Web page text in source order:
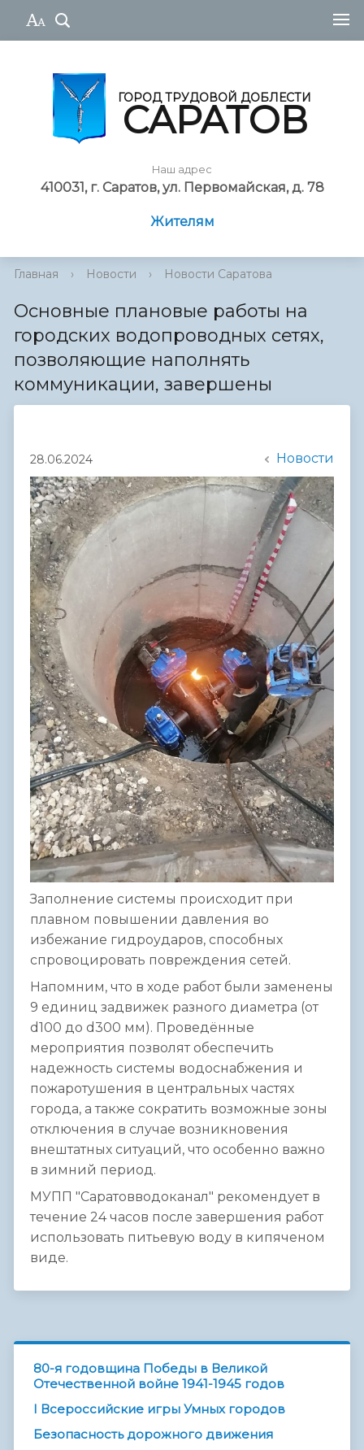
ГОРОД ТРУДОВОЙ ДОБЛЕСТИ
САРАТОВ
Наш адрес
410031, г. Саратов, ул. Первомайская, д. 78
Жителям
Главная › Новости › Новости Саратова
Основные плановые работы на
городских водопроводных сетях,
позволяющие наполнять
коммуникации, завершены
28.06.2024 Новости
Заполнение системы происходит при
плавном повышении давления во
избежание гидроударов, способных
спровоцировать повреждения сетей.
Напомним, что в ходе работ были заменены
9 единиц задвижек разного диаметра (от
d100 до d300 мм). Проведённые
мероприятия позволят обеспечить
надежность системы водоснабжения и
пожаротушения в центральных частях
города, а также сократить возможные зоны
отключения в случае возникновения
внештатных ситуаций, что особенно важно
в зимний период.
МУПП "Саратовводоканал" рекомендует в
течение 24 часов после завершения работ
использовать питьевую воду в кипяченом
виде.
80-я годовщина Победы в Великой
Отечественной войне 1941-1945 годов
I Всероссийские игры Умных городов
Безопасность дорожного движения